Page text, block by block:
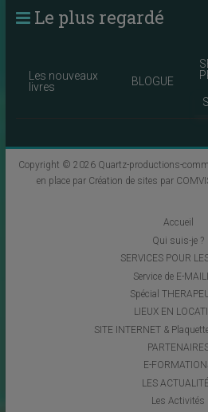
Le plus regardé
Les nouveaux
livres
BLOGUE
Copyright © 2026 Quartz-productions-
en place par Création de sites par
Accueil
Qui suis-je ?
SERVICES POUR
Service de E-
Spécial
LIEUX EN
SITE INTERNET &
E-
LES
Les Activités